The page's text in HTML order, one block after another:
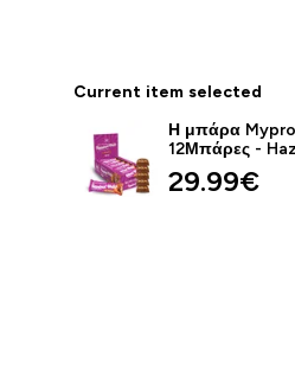
Current item selected
Η μπάρα
12Μπάρες -
29.99€‎